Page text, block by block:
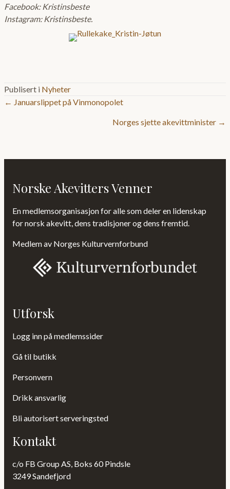
Facebook: Kristinsbeste
Instagram: Kristinsbeste.
Publisert i Nyheter
Posts
← Januarslippet på Vinmonopolet
Norges sjette akevittminister →
Norske Akevitters Venner
En medlemsorganisasjon for alle som deler en lidenskap
for norsk akevitt, dens tradisjoner og dens fremtid.
Medlem av Norges Kulturvernforbund
Utforsk
Logg inn på medlemssider
Gå til butikk
Personvern
Drikk ansvarlig
Bli autorisert serveringsted
Kontakt
c/o FB Group AS, Boks 60 Pindsle
3249 Sandefjord